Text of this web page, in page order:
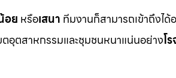
อย หรือเสนา ทีมงานก็สามารถเข้าถึงไ
อุตสาหกรรมและชุมชนหนาแน่นอย่างโ